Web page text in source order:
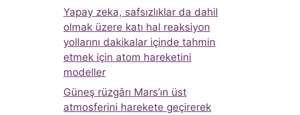
Yapay zeka, safsızlıklar da dahil
olmak üzere katı hal reaksiyon
yollarını dakikalar içinde tahmin
etmek için atom hareketini
modeller
Güneş rüzgârı Mars’ın üst
atmosferini harekete geçirerek